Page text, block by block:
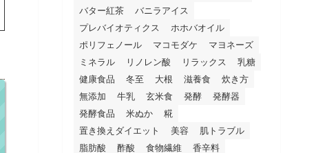
バター紅茶
バニラアイス
プレバイオティクス
ホホバオイル
ポリフェノール
マコモダケ
マヨネーズ
ミネラル
リノレン酸 リラックス
乳糖
健康食品
冬至 大根 滋養食
炊き方
無添加
牛乳 玄米食 発酵
発酵器
発酵食品
米ぬか
糀
置き換えダイエット
美容
肌トラブル
脂肪酸
酢酸 食物繊維 香辛料